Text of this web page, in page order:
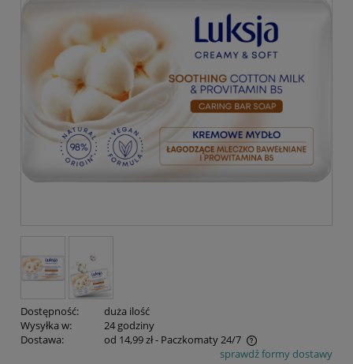
Dostępność:
duża ilość
Wysyłka w:
24 godziny
Dostawa:
od 14,99 zł- Paczkomaty 24/7
Cena nie zawiera ewentualnych kosztów płatnościsprawdź formy dostawy